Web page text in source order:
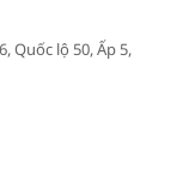
Quốc lộ 50, Ấp 5,